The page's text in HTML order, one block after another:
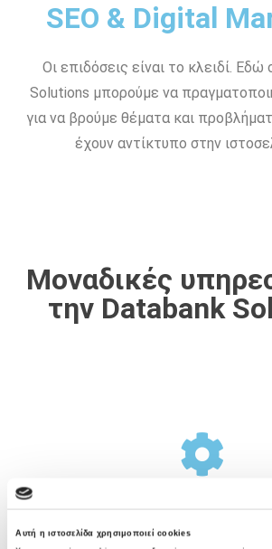
Αυτή η ιστοσελίδα χρησιμοποιεί cookies
SEO & Digital
Οι επιδόσεις είναι το κλειδί.
Solutions μπορούμε να
για να βρούμε θέματα και
έχουν αντίκτυπο στην
Μοναδικές
την Databank
Σχεδιασμός
Η Databank Solutions προσφέρει